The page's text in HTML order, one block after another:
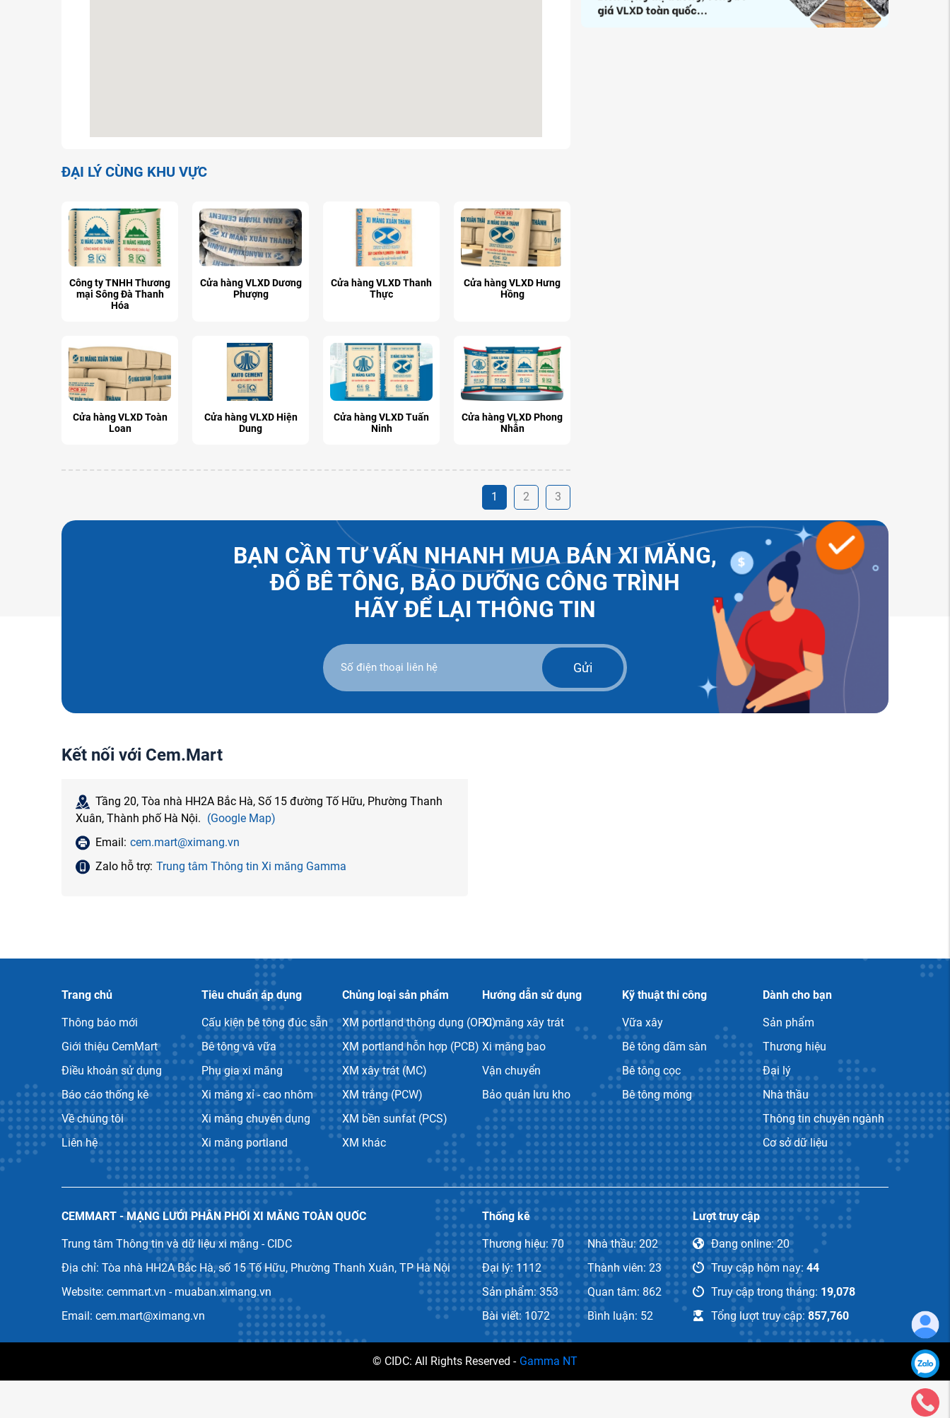
ĐẠI LÝ CÙNG KHU VỰC
Công ty TNHH Thương
mại Sông Đà Thanh
Hóa
Cửa hàng VLXD Dương
Phượng
Cửa hàng VLXD Thanh
Thực
Cửa hàng VLXD Hưng
Hồng
Cửa hàng VLXD Toàn
Loan
Cửa hàng VLXD Hiện
Dung
Cửa hàng VLXD Tuấn
Ninh
Cửa hàng VLXD Phong
Nhẫn
1 2 3
BẠN CẦN TƯ VẤN NHANH MUA BÁN XI MĂNG,
ĐỔ BÊ TÔNG, BẢO DƯỠNG CÔNG TRÌNH
HÃY ĐỂ LẠI THÔNG TIN
Gửi
Kết nối với Cem.Mart
Tầng 20, Tòa nhà HH2A Bắc Hà, Số 15 đường Tố Hữu, Phường Thanh
Xuân, Thành phố Hà Nội. (Google Map)
Email: cem.mart@ximang.vn
Zalo hỗ trợ: Trung tâm Thông tin Xi măng Gamma
Trang chủ
Thông báo mới
Giới thiệu CemMart
Điều khoản sử dụng
Báo cáo thống kê
Về chúng tôi
Liên hệ
Tiêu chuẩn áp dụng
Cấu kiện bê tông đúc sẵn
Bê tông và vữa
Phụ gia xi măng
Xi măng xỉ - cao nhôm
Xi măng chuyên dụng
Xi măng portland
Chủng loại sản phẩm
XM portland thông dụng (OPC)
XM portland hỗn hợp (PCB)
XM xây trát (MC)
XM trắng (PCW)
XM bền sunfat (PCS)
XM khác
Hướng dẫn sử dụng
Xi măng xây trát
Xi măng bao
Vận chuyển
Bảo quản lưu kho
Kỹ thuật thi công
Vữa xây
Bê tông dầm sàn
Bê tông cọc
Bê tông móng
Dành cho bạn
Sản phẩm
Thương hiệu
Đại lý
Nhà thầu
Thông tin chuyên ngành
Cơ sở dữ liệu
CEMMART - MẠNG LƯỚI PHÂN PHỐI XI MĂNG TOÀN QUỐC
Trung tâm Thông tin và dữ liệu xi măng - CIDC
Địa chỉ: Tòa nhà HH2A Bắc Hà, số 15 Tố Hữu, Phường Thanh Xuân, TP Hà Nội
Website: cemmart.vn - muaban.ximang.vn
Email: cem.mart@ximang.vn
Thống kê
Thương hiệu: 70
Đại lý: 1112
Sản phẩm: 353
Bài viết: 1072
Nhà thầu: 202
Thành viên: 23
Quan tâm: 862
Bình luận: 52
Lượt truy cập
Đang online:20
Truy cập hôm nay: 44
Truy cập trong tháng: 19,078
Tổng lượt truy cập: 857,760
© CIDC: All Rights Reserved - Gamma NT